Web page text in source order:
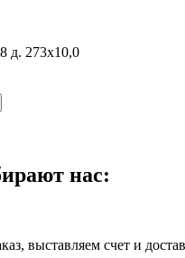
д. 273х10,0
нас:
выставляем счет и